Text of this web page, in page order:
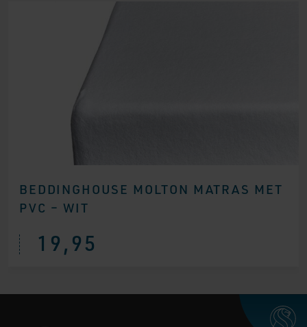
BEDDINGHOUSE MOLTON MATRAS MET
PVC – WIT
19,95